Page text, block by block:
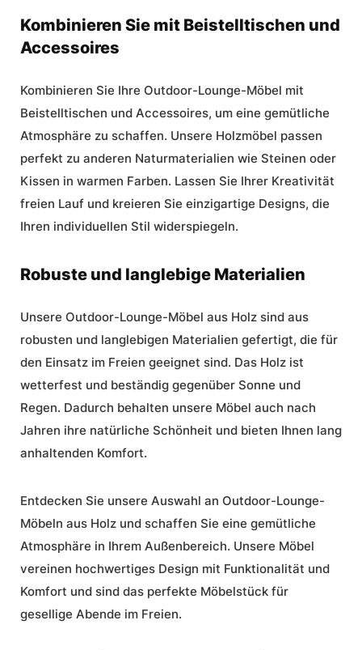
Kombinieren Sie mit Beistelltischen und
Accessoires
Kombinieren Sie Ihre Outdoor-Lounge-Möbel mit
Beistelltischen und Accessoires, um eine gemütliche
Atmosphäre zu schaffen. Unsere Holzmöbel passen
perfekt zu anderen Naturmaterialien wie Steinen oder
Kissen in warmen Farben. Lassen Sie Ihrer Kreativität
freien Lauf und kreieren Sie einzigartige Designs, die
Ihren individuellen Stil widerspiegeln.
Robuste und langlebige Materialien
Unsere Outdoor-Lounge-Möbel aus Holz sind aus
robusten und langlebigen Materialien gefertigt, die für
den Einsatz im Freien geeignet sind. Das Holz ist
wetterfest und beständig gegenüber Sonne und
Regen. Dadurch behalten unsere Möbel auch nach
Jahren ihre natürliche Schönheit und bieten Ihnen lang
anhaltenden Komfort.
Entdecken Sie unsere Auswahl an Outdoor-Lounge-
Möbeln aus Holz und schaffen Sie eine gemütliche
Atmosphäre in Ihrem Außenbereich. Unsere Möbel
vereinen hochwertiges Design mit Funktionalität und
Komfort und sind das perfekte Möbelstück für
gesellige Abende im Freien.